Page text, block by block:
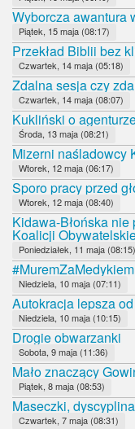
Wyborcza awantura
Piątek, 15 maja (08:17)
Przekład Biblii bez
Czwartek, 14 maja (05:18)
Zdalna sesja czy
Czwartek, 14 maja (08:07)
Kukliński o
Środa, 13 maja (08:21)
Mizerni naśladowcy
Wtorek, 12 maja (06:17)
Sporo pracy przed
Wtorek, 12 maja (08:40)
Kidawa-Błońska
Koalicji
Poniedziałek, 11 maja (08:15)
#MuremZaMedykiem
Niedziela, 10 maja (07:11)
Autokracja lepsza
Niedziela, 10 maja (10:15)
Drogie obwarzanki
Sobota, 9 maja (11:36)
Mało znaczący
Piątek, 8 maja (08:53)
Maseczki,
Czwartek, 7 maja (08:31)